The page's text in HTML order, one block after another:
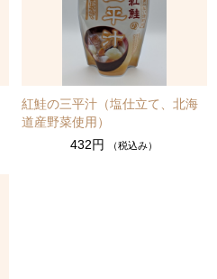
紅鮭の三平汁（塩仕立て、北海
道産野菜使用）
432円
（税込み）